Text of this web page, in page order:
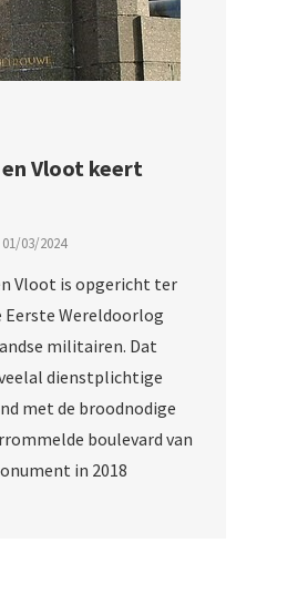
Vloot keert
01/03/2024
Vloot is opgericht ter
Eerste Wereldoorlog
militairen. Dat
dienstplichtige
met de broodnodige
boulevard van
in 2018